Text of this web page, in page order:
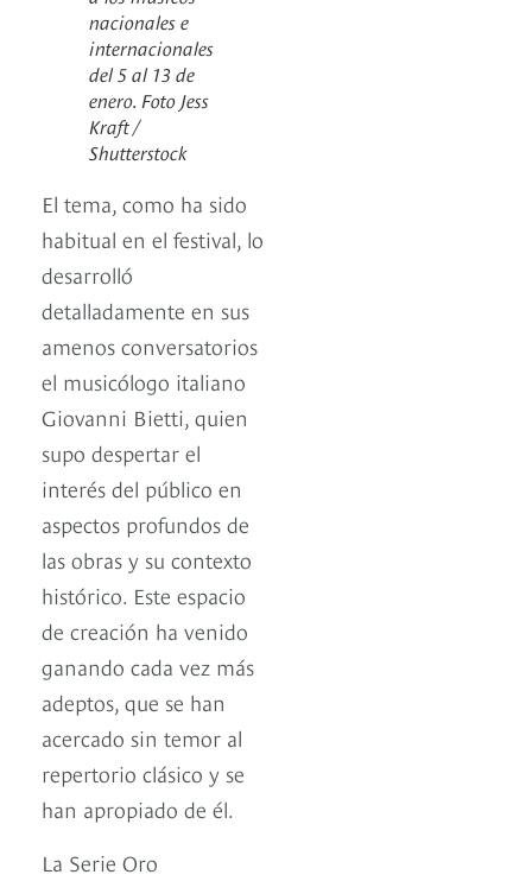
nacionales e
internacionales
del 5 al 13 de
enero. Foto Jess
Kraft /
Shutterstock
El tema, como ha sido
habitual en el festival, lo
desarrolló
detalladamente en sus
amenos conversatorios
el musicólogo italiano
Giovanni Bietti, quien
supo despertar el
interés del público en
aspectos profundos de
las obras y su contexto
histórico. Este espacio
de creación ha venido
ganando cada vez más
adeptos, que se han
acercado sin temor al
repertorio clásico y se
han apropiado de él.
La Serie Oro